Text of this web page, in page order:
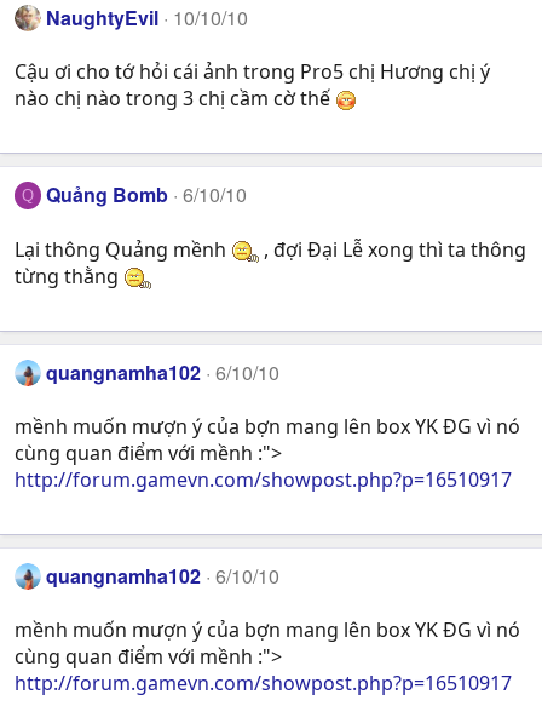
NaughtyEvil 10/10/10
Cậu ơi cho tớ hỏi cái ảnh trong Pro5 chị Hương chị ý
nào chị nào trong 3 chị cầm cờ thế
Q Quảng Bomb 6/10/10
Lại thông Quảng mềnh
, đợi Đại Lễ xong thì ta thông
từng thằng
quangnamha102 6/10/10
mềnh muốn mượn ý của bợn mang lên box YK ĐG vì nó
cùng quan điểm với mềnh :">
http://forum.gamevn.com/showpost.php?p=16510917
quangnamha102 6/10/10
mềnh muốn mượn ý của bợn mang lên box YK ĐG vì nó
cùng quan điểm với mềnh :">
http://forum.gamevn.com/showpost.php?p=16510917